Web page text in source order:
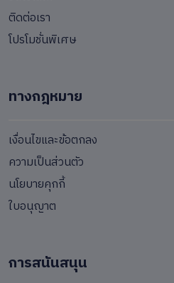
ติดต่อเรา
โปรโมชั่นพิเศษ
ทางกฎหมาย
เงื่อนไขและข้อตกลง
ความเป็นส่วนตัว
นโยบายคุกกี้
ใบอนุญาต
การสนันสนุน